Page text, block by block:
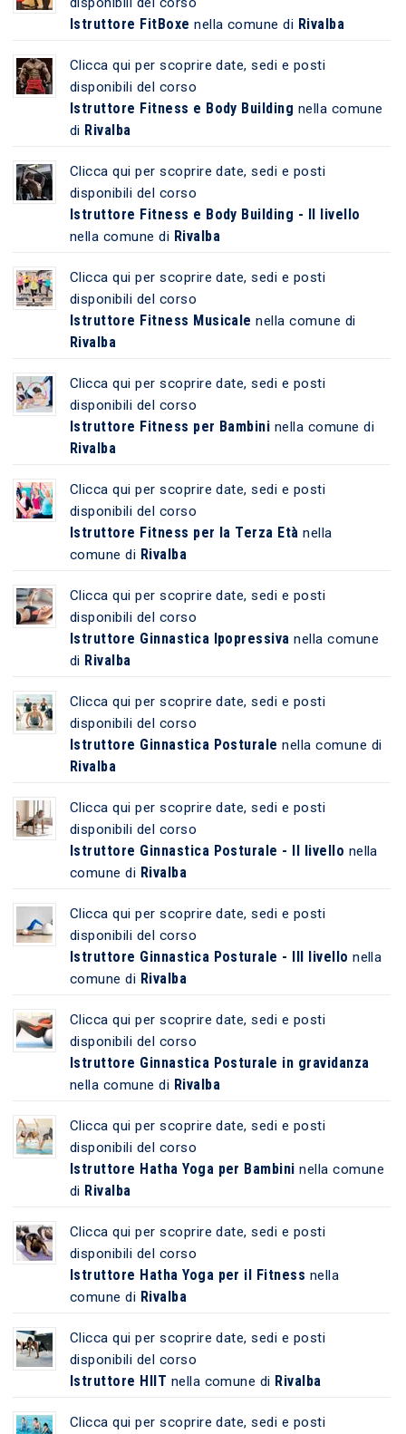
Istruttore FitBoxe nella comune di Rivalba
Clicca qui per scoprire date, sedi e posti
disponibili del corso
Istruttore Fitness e Body Building nella comune
di Rivalba
Clicca qui per scoprire date, sedi e posti
disponibili del corso
Istruttore Fitness e Body Building - II livello
nella comune di Rivalba
Clicca qui per scoprire date, sedi e posti
disponibili del corso
Istruttore Fitness Musicale nella comune di
Rivalba
Clicca qui per scoprire date, sedi e posti
disponibili del corso
Istruttore Fitness per Bambini nella comune di
Rivalba
Clicca qui per scoprire date, sedi e posti
disponibili del corso
Istruttore Fitness per la Terza Età nella
comune di Rivalba
Clicca qui per scoprire date, sedi e posti
disponibili del corso
Istruttore Ginnastica Ipopressiva nella comune
di Rivalba
Clicca qui per scoprire date, sedi e posti
disponibili del corso
Istruttore Ginnastica Posturale nella comune di
Rivalba
Clicca qui per scoprire date, sedi e posti
disponibili del corso
Istruttore Ginnastica Posturale - II livello nella
comune di Rivalba
Clicca qui per scoprire date, sedi e posti
disponibili del corso
Istruttore Ginnastica Posturale - III livello nella
comune di Rivalba
Clicca qui per scoprire date, sedi e posti
disponibili del corso
Istruttore Ginnastica Posturale in gravidanza
nella comune di Rivalba
Clicca qui per scoprire date, sedi e posti
disponibili del corso
Istruttore Hatha Yoga per Bambini nella comune
di Rivalba
Clicca qui per scoprire date, sedi e posti
disponibili del corso
Istruttore Hatha Yoga per il Fitness nella
comune di Rivalba
Clicca qui per scoprire date, sedi e posti
disponibili del corso
Istruttore HIIT nella comune di Rivalba
Clicca qui per scoprire date, sedi e posti